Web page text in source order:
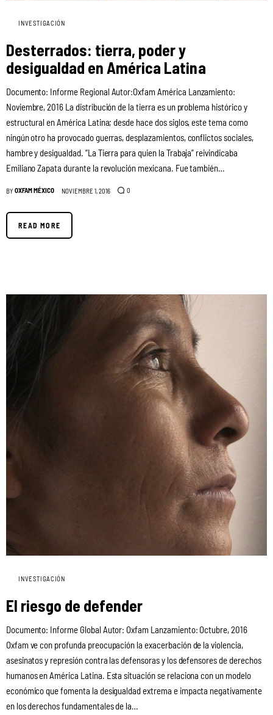
INVESTIGACIÓN
Desterrados: tierra, poder y
desigualdad en América Latina
Documento: Informe Regional Autor:Oxfam América Lanzamiento:
Noviembre, 2016 La distribución de la tierra es un problema histórico y
estructural en América Latina; desde hace dos siglos, este tema como
ningún otro ha provocado guerras, desplazamientos, conflictos sociales,
hambre y desigualdad. “La Tierra para quien la Trabaja” reivindicaba
Emiliano Zapata durante la revolución mexicana. Fue también…
BY OXFAM MÉXICO NOVIEMBRE 1, 2016 0
READ MORE
INVESTIGACIÓN
El riesgo de defender
Documento: Informe Global Autor: Oxfam Lanzamiento: Octubre, 2016
Oxfam ve con profunda preocupación la exacerbación de la violencia,
asesinatos y represión contra las defensoras y los defensores de derechos
humanos en América Latina. Esta situación se relaciona con un modelo
económico que fomenta la desigualdad extrema e impacta negativamente
en los derechos fundamentales de la…